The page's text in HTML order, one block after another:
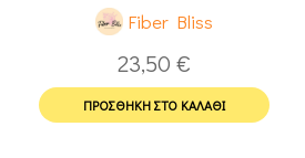
Fiber Bliss
23,50 €
ΠΡΟΣΘΉΚΗ ΣΤΟ ΚΑΛΆΘΙ